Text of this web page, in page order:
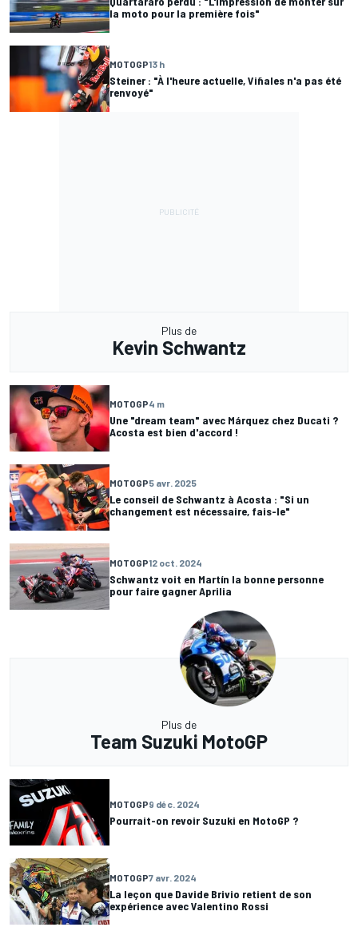
la moto pour la première fois"
MOTOGP13 h
Steiner : "À l'heure actuelle, Viñales n'a pas été
renvoyé"
Plus de
Kevin Schwantz
MOTOGP4 m
Une "dream team" avec Márquez chez Ducati ?
Acosta est bien d'accord !
MOTOGP5 avr. 2025
Le conseil de Schwantz à Acosta : "Si un
changement est nécessaire, fais-le"
MOTOGP12 oct. 2024
Schwantz voit en Martín la bonne personne
pour faire gagner Aprilia
Plus de
Team Suzuki MotoGP
MOTOGP9 déc. 2024
Pourrait-on revoir Suzuki en MotoGP ?
MOTOGP7 avr. 2024
La leçon que Davide Brivio retient de son
expérience avec Valentino Rossi